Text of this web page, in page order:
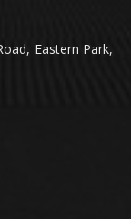
Eastern Park,